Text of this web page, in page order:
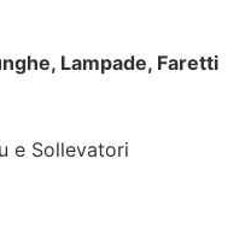
Lampade, Faretti
e Sollevatori